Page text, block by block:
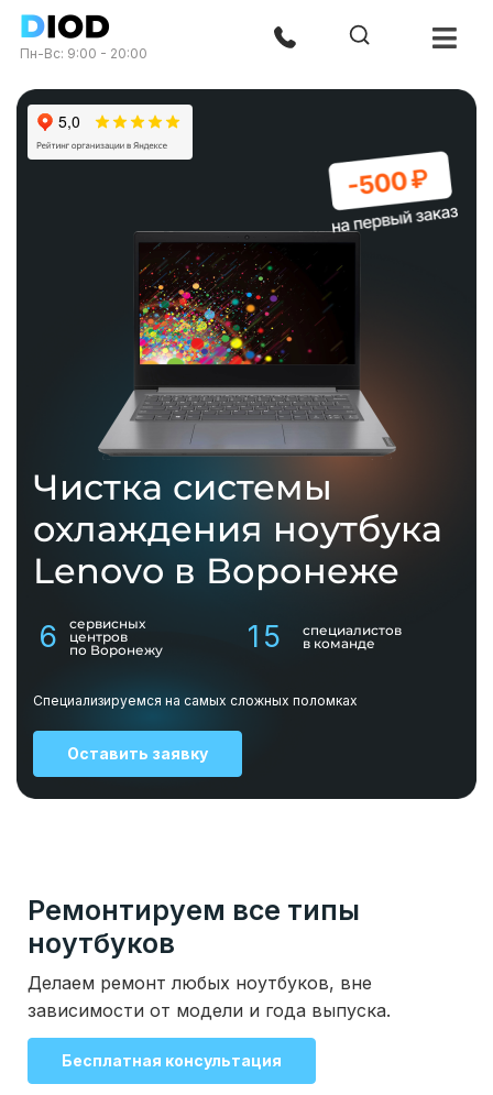
Пн-Вс: 9:00 - 20:00
Чистка системы
охлаждения ноутбука
Lenovo в Воронеже
6
сервисных
центров
по Воронежу
15
специалистов
в команде
Специализируемся на самых сложных поломках
Оставить заявку
Ремонтируем все типы
ноутбуков
Делаем ремонт любых ноутбуков, вне
зависимости от модели и года выпуска.
Бесплатная консультация